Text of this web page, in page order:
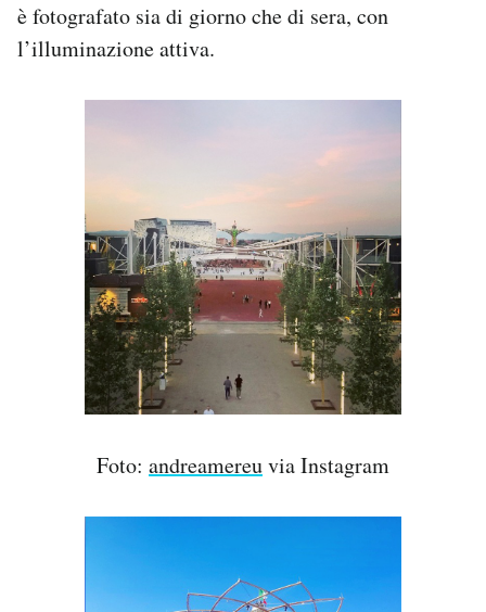
è fotografato sia di giorno che di sera, con
l’illuminazione attiva.
Foto: andreamereuvia Instagram